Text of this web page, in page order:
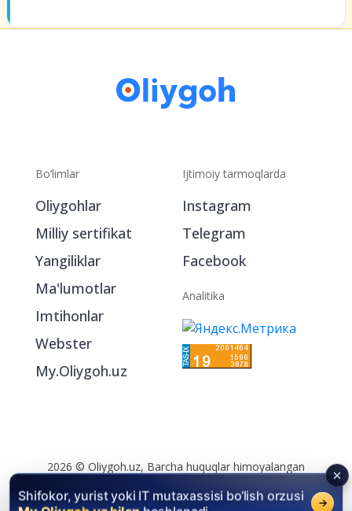
Bo‘limlar
Oliygohlar
Imtihonlar
Ijtimoiy tarmoqlarda
Telegram
Facebook
Analitika
Shifokor, yurist yoki IT mutaxassisi bo‘lish orzusi